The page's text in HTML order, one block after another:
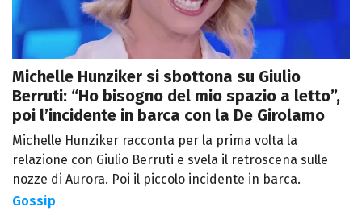
Michelle Hunziker si sbottona su Giulio
Berruti: “Ho bisogno del mio spazio a letto”,
poi l’incidente in barca con la De Girolamo
Michelle Hunziker racconta per la prima volta la
relazione con Giulio Berruti e svela il retroscena sulle
nozze di Aurora. Poi il piccolo incidente in barca.
Gossip